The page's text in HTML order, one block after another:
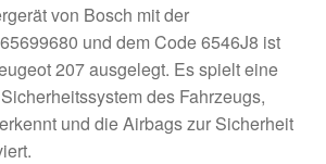
von Bosch mit der
und dem Code 6546J8 ist
207 ausgelegt. Es spielt eine
des Fahrzeugs,
und die Airbags zur Sicherheit